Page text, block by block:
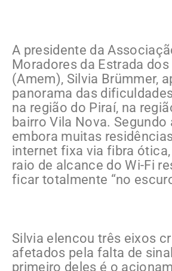
A presidente da
Moradores da Estrada
(Amem), Silvia Brümmer,
panorama das
na região do Piraí, na
bairro Vila Nova. Segundo
embora muitas
internet fixa via fibra
raio de alcance do Wi-Fi
ficar totalmente “no
Silvia elencou três eixos
afetados pela falta de
primeiro deles é o